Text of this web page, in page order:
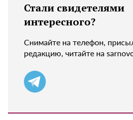
Стали свидетелями
интересного?
Снимайте на телефон,
редакцию, читайте на